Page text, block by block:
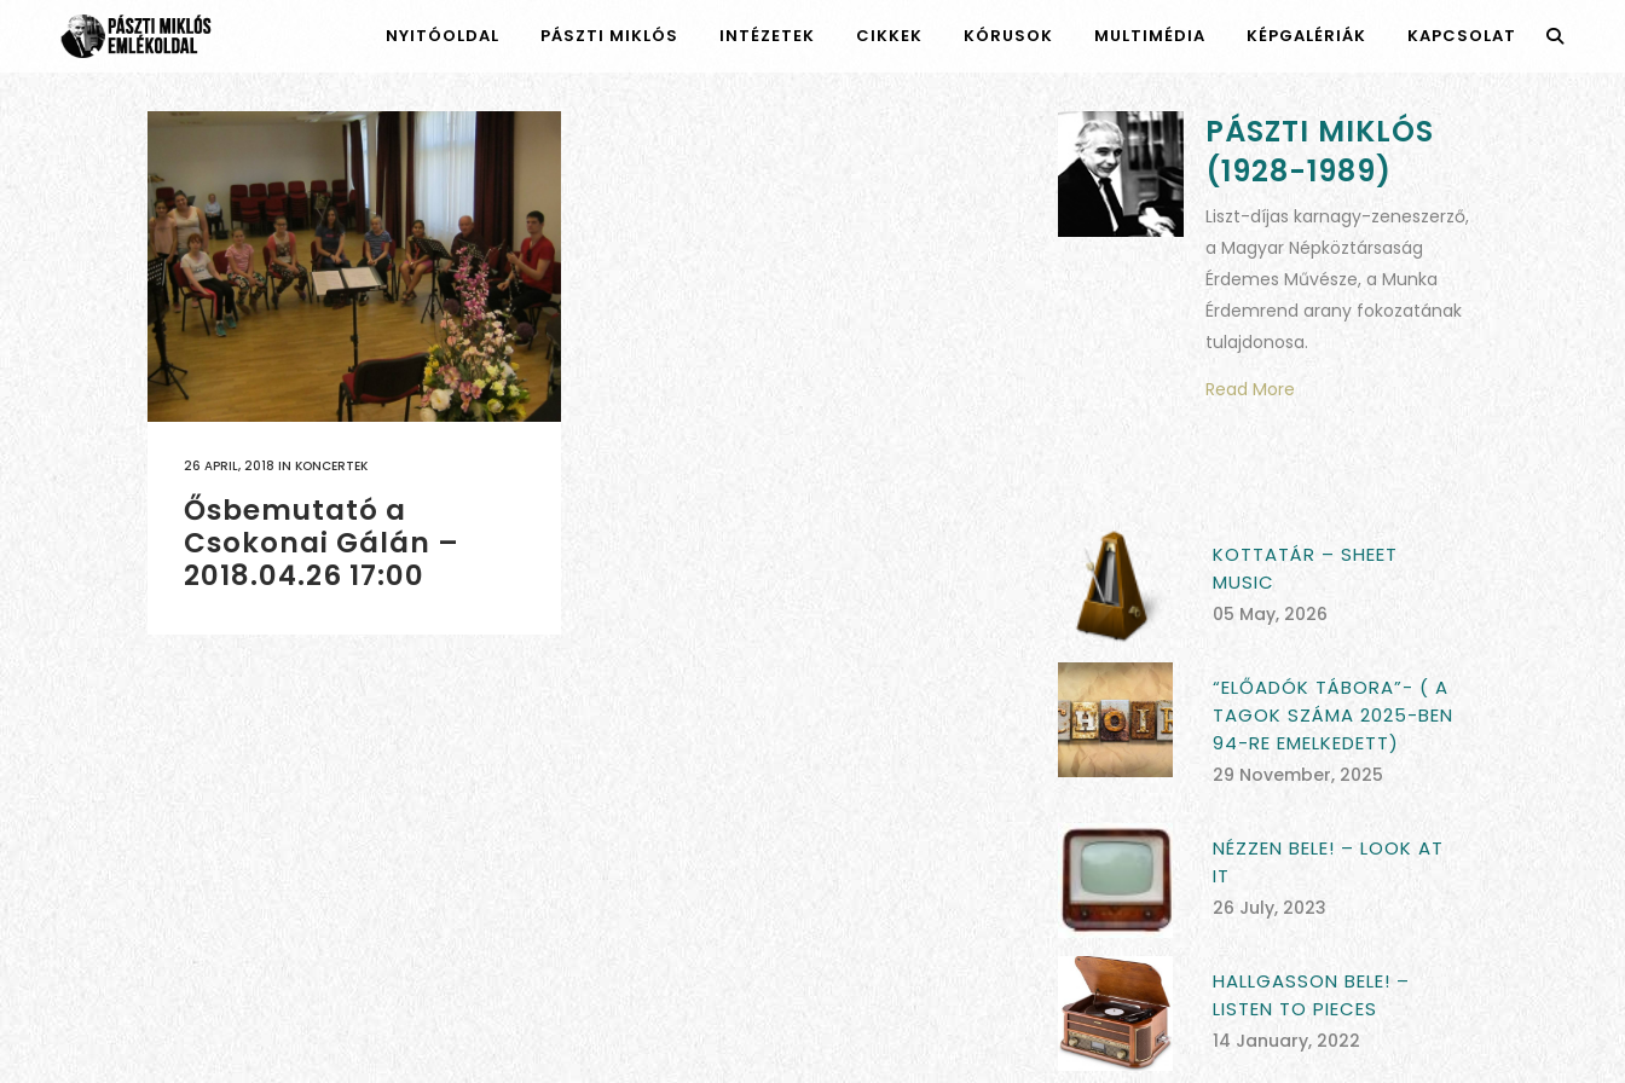
NYITÓOLDAL PÁSZTI MIKLÓS INTÉZETEK CIKKEK KÓRUSOK MULTIMÉDIA KÉPGALÉRIÁK KAPCSOLAT
26 APRIL, 2018 IN KONCERTEK
Ősbemutató a
Csokonai Gálán –
2018.04.26 17:00
PÁSZTI MIKLÓS
(1928-1989)
Liszt-díjas karnagy-zeneszerző,
a Magyar Népköztársaság
Érdemes Művésze, a Munka
Érdemrend arany fokozatának
tulajdonosa.
Read More
KOTTATÁR – SHEET
MUSIC
05 May, 2026
“ELŐADÓK TÁBORA”- ( A
TAGOK SZÁMA 2025-BEN
94-RE EMELKEDETT)
29 November, 2025
NÉZZEN BELE! – LOOK AT
IT
26 July, 2023
HALLGASSON BELE! –
LISTEN TO PIECES
14 January, 2022